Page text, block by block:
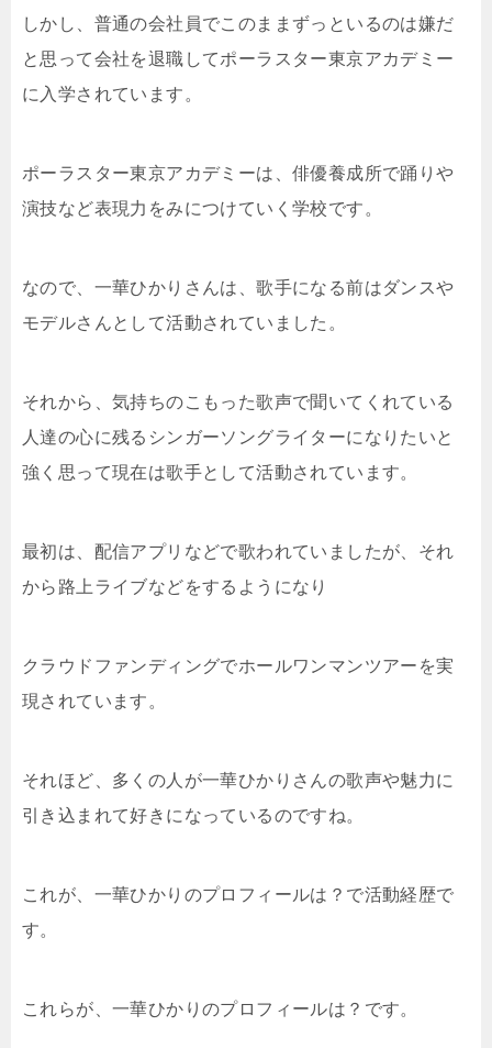
しかし、普通の会社員でこのままずっといるのは嫌だ
と思って会社を退職してポーラスター東京アカデミー
に入学されています。
ポーラスター東京アカデミーは、俳優養成所で踊りや
演技など表現力をみにつけていく学校です。
なので、一華ひかりさんは、歌手になる前はダンスや
モデルさんとして活動されていました。
それから、気持ちのこもった歌声で聞いてくれている
人達の心に残るシンガーソングライターになりたいと
強く思って現在は歌手として活動されています。
最初は、配信アプリなどで歌われていましたが、それ
から路上ライブなどをするようになり
クラウドファンディングでホールワンマンツアーを実
現されています。
それほど、多くの人が一華ひかりさんの歌声や魅力に
引き込まれて好きになっているのですね。
これが、一華ひかりのプロフィールは？で活動経歴で
す。
これらが、一華ひかりのプロフィールは？です。